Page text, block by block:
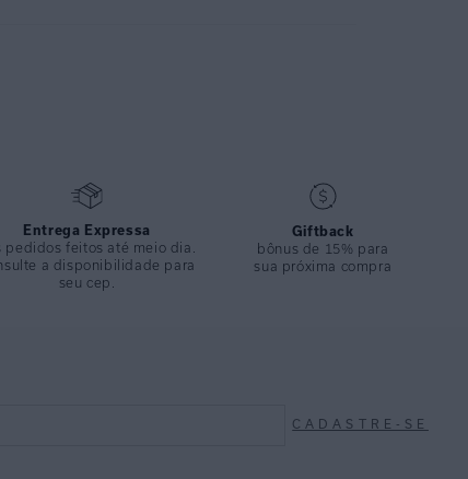
e discreta, valoriza o corpo sem marcar. Uma opção
82% Poliamida 18%elastano
Entrega Expressa
pedidos feitos até meio dia.
a disponibilidade para
seu cep.
Giftback
bônus de 15% para
sua próxima compra
CADASTRE-SE